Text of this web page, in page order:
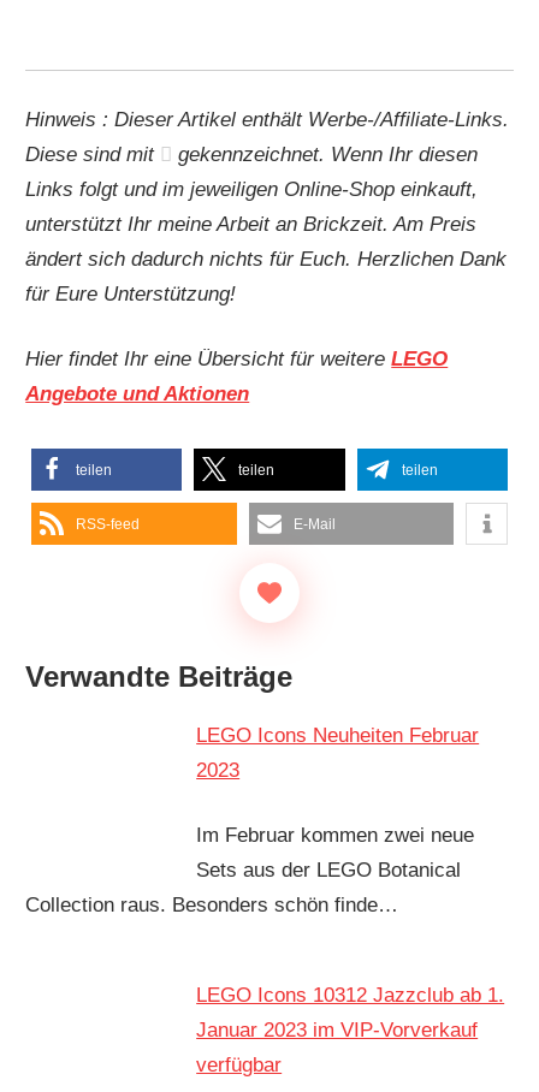
Hinweis : Dieser Artikel enthält Werbe-/Affiliate-Links.
Diese sind mit
gekennzeichnet. Wenn Ihr diesen
Links folgt und im jeweiligen Online-Shop einkauft,
unterstützt Ihr meine Arbeit an Brickzeit. Am Preis
ändert sich dadurch nichts für Euch. Herzlichen Dank
für Eure Unterstützung!
Hier findet Ihr eine Übersicht für weitereLEGO
Angebote und Aktionen
teilen teilen teilen
RSS-feed E-Mail
Verwandte Beiträge
LEGO Icons Neuheiten Februar
2023
Im Februar kommen zwei neue
Sets aus der LEGO Botanical
Collection raus. Besonders schön finde…
LEGO Icons 10312 Jazzclub ab 1.
Januar 2023 im VIP-Vorverkauf
verfügbar